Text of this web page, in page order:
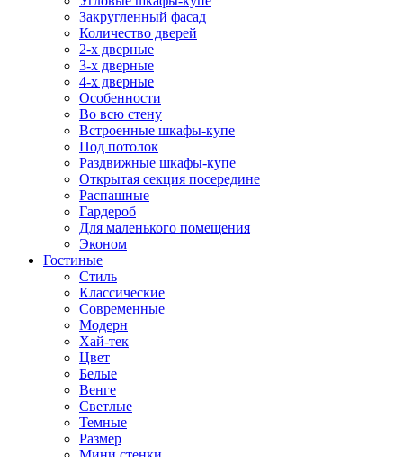
Закругленный фасад
Количество дверей
2-х дверные
3-х дверные
4-х дверные
Особенности
Во всю стену
Встроенные шкафы-купе
Под потолок
Раздвижные шкафы-купе
Открытая секция посередине
Распашные
Гардероб
Для маленького помещения
Эконом
Гостиные
Стиль
Классические
Современные
Модерн
Хай-тек
Цвет
Белые
Венге
Светлые
Темные
Размер